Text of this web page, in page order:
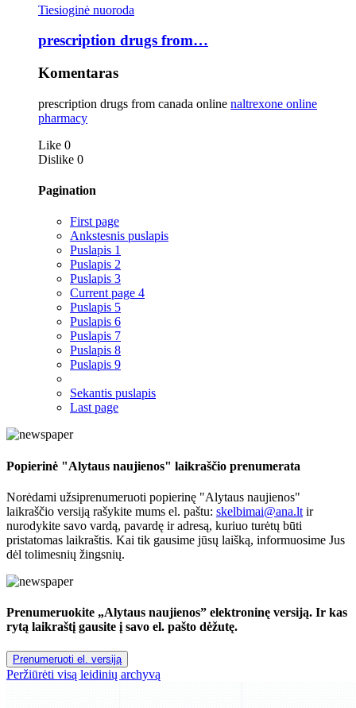
Tiesioginė nuoroda
prescription drugs from…
Komentaras
prescription drugs from canada online naltrexone online
pharmacy
Like 0
Dislike 0
Pagination
First page
Ankstesnis puslapis
Puslapis 1
Puslapis 2
Puslapis 3
Current page 4
Puslapis 5
Puslapis 6
Puslapis 7
Puslapis 8
Puslapis 9
Sekantis puslapis
Last page
Popierinė "Alytaus naujienos" laikraščio prenumerata
Norėdami užsiprenumeruoti popierinę "Alytaus naujienos"
laikraščio versiją rašykite mums el. paštu: skelbimai@ana.lt ir
nurodykite savo vardą, pavardę ir adresą, kuriuo turėtų būti
pristatomas laikraštis. Kai tik gausime jūsų laišką, informuosime Jus
dėl tolimesnių žingsnių.
Prenumeruokite „Alytaus naujienos” elektroninę versiją. Ir kas
rytą laikraštį gausite į savo el. pašto dėžutę.
Prenumeruoti el. versiją
Peržiūrėti visą leidinių archyvą